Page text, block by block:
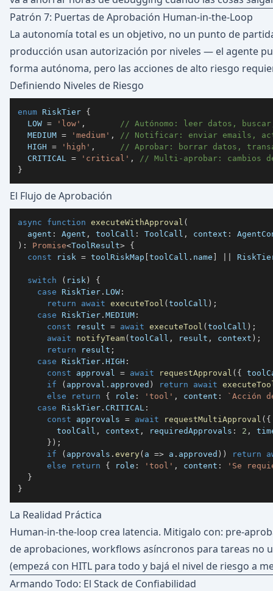
Patrón 7: Puertas de Aprobación Human-in-the-Loop
La autonomía total es un objetivo, no un punto de
producción usan autorización por niveles — el agente
forma autónoma, pero las acciones de alto riesgo
Definiendo Niveles de Riesgo
enum RiskTier {
LOW = 'low' ,
// Autónomo: leer datos,
MEDIUM = 'medium' ,
// Notificar: enviar emails,
HIGH = 'high' ,
// Aprobar: borrar datos,
CRITICAL
= 'critical' ,
// Multi-aprobar: cambios
}
El Flujo de Aprobación
async function executeWithApproval (
  agent
: Agent , toolCall : ToolCall , context :
) : Promise<ToolResult> {
const risk = toolRiskMap [toolCall . name ]
switch ( risk )
{
case RiskTier . LOW :
return
await executeTool (toolCall ) ;
case RiskTier . MEDIUM :
const result = await executeTool (toolCall ) ;
await
notifyTeam(toolCall , result , context ) ;
return result ;
case RiskTier . HIGH :
const approval = await requestApproval ( {
if
( approval . approved ) return await
else
return { role : 'tool' , content : ` Acción
case RiskTier . CRITICAL :
const approvals = await requestMultiApproval ( {
        toolCall
, context , requiredApprovals : 2 ,
} ) ;
if
( approvals . every( a => a . approved ) ) return
else
return { role : 'tool' , content :
'Se
}
}
La Realidad Práctica
Human-in-the-loop crea latencia. Mitigalo con: pre-
de aprobaciones, workflows asíncronos para tareas no
(empezá con HITL para todo y bajá el nivel de riesgo a
Armando Todo: El Stack de Confiabilidad